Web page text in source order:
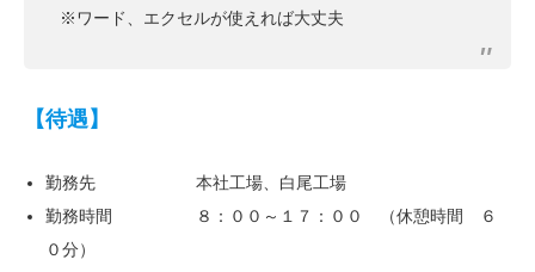
※ワード、エクセルが使えれば大丈夫
【待遇】
勤務先 本社工場、白尾工場
勤務時間 ８：００～１７：００ （休憩時間 ６
０分）